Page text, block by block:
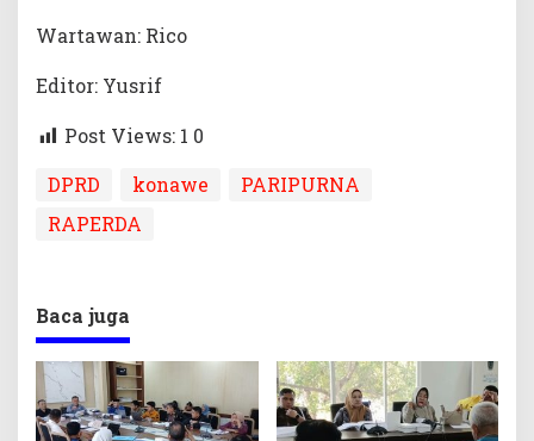
Wartawan: Rico
Editor: Yusrif
Post Views: 1 0
DPRD
konawe
PARIPURNA
RAPERDA
Baca juga